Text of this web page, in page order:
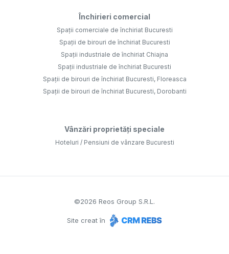
Închirieri comercial
Spații comerciale de închiriat Bucuresti
Spații de birouri de închiriat Bucuresti
Spații industriale de închiriat Chiajna
Spații industriale de închiriat Bucuresti
Spații de birouri de închiriat Bucuresti, Floreasca
Spații de birouri de închiriat Bucuresti, Dorobanti
Vânzări proprietăți speciale
Hoteluri / Pensiuni de vânzare Bucuresti
©2026 Reos Group S.R.L.
Site creat în